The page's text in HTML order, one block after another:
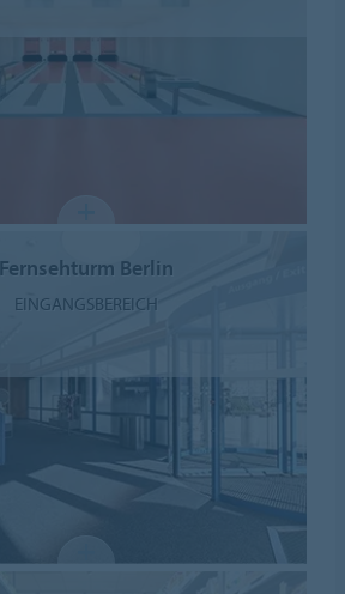
Fernsehturm Berlin
EINGANGSBEREICH